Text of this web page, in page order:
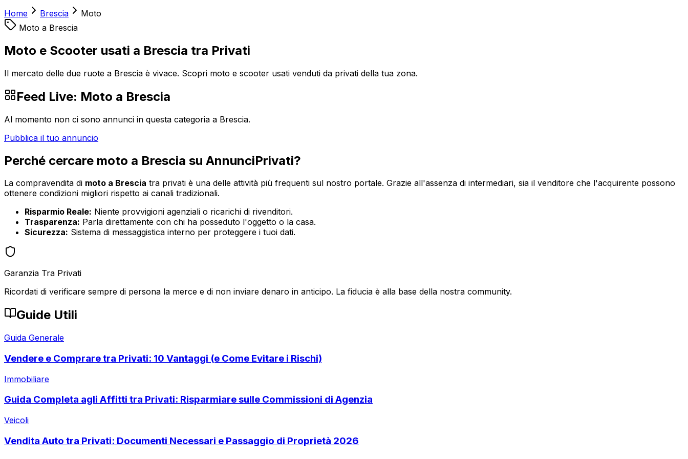
Home Brescia
Moto
Moto a Brescia
Moto e Scooter usati a Brescia tra Privati
Il mercato delle due ruote a Brescia è vivace. Scopri moto e scooter usati venduti da privati della tua zona.
Feed Live: Moto a Brescia
Al momento non ci sono annunci in questa categoria a Brescia.
Pubblica il tuo annuncio
Perché cercare moto a Brescia su AnnunciPrivati?
La compravendita di moto a Brescia tra privati è una delle attività più frequenti sul nostro portale. Grazie all'assenza di intermediari, sia il venditore che l'acquirente possono
ottenere condizioni migliori rispetto ai canali tradizionali.
Risparmio Reale: Niente provvigioni agenziali o ricarichi di rivenditori.
Trasparenza: Parla direttamente con chi ha posseduto l'oggetto o la casa.
Sicurezza: Sistema di messaggistica interno per proteggere i tuoi dati.
Garanzia Tra Privati
Ricordati di verificare sempre di persona la merce e di non inviare denaro in anticipo. La fiducia è alla base della nostra community.
Guide Utili
Guida Generale
Vendere e Comprare tra Privati: 10 Vantaggi (e Come Evitare i Rischi)
Immobiliare
Guida Completa agli Affitti tra Privati: Risparmiare sulle Commissioni di Agenzia
Veicoli
Vendita Auto tra Privati: Documenti Necessari e Passaggio di Proprietà 2026